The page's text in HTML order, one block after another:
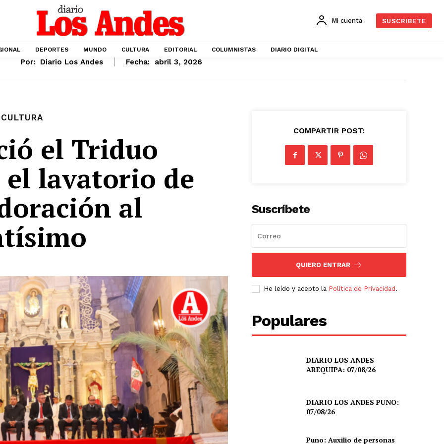
Mi cuenta SUSCRIBETE
DEPORTES MUNDO CULTURA EDITORIAL COLUMNISTAS DIARIO DIGITAL
Por: Diario Los Andes Fecha: abril 3, 2026
CULTURA
el Triduo
el lavatorio de
al
COMPARTIR POST:
Suscríbete
QUIERO ENTRAR
He leído y acepto la Política de Privacidad .
Populares
DIARIO LOS ANDES
AREQUIPA: 07/08/26
DIARIO LOS ANDES PUNO:
07/08/26
Puno: Auxilio de personas